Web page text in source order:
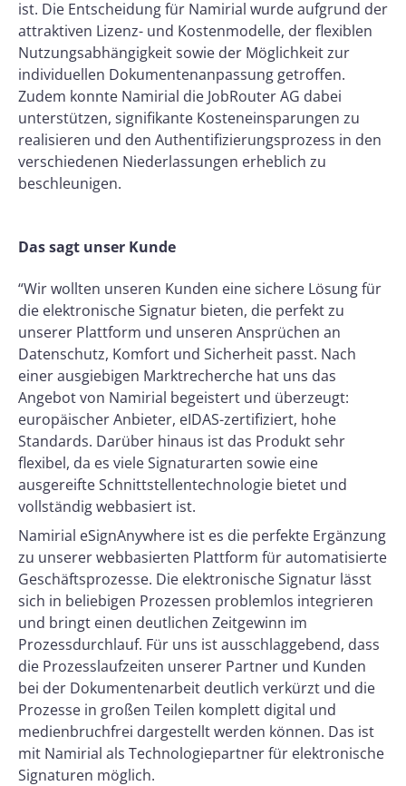
ist. Die Entscheidung für Namirial wurde aufgrund der
attraktiven Lizenz- und Kostenmodelle, der flexiblen
Nutzungsabhängigkeit sowie der Möglichkeit zur
individuellen Dokumentenanpassung getroffen.
Zudem konnte Namirial die JobRouter AG dabei
unterstützen, signifikante Kosteneinsparungen zu
realisieren und den Authentifizierungsprozess in den
verschiedenen Niederlassungen erheblich zu
beschleunigen.
Das sagt unser Kunde
“Wir wollten unseren Kunden eine sichere Lösung für
die elektronische Signatur bieten, die perfekt zu
unserer Plattform und unseren Ansprüchen an
Datenschutz, Komfort und Sicherheit passt. Nach
einer ausgiebigen Marktrecherche hat uns das
Angebot von Namirial begeistert und überzeugt:
europäischer Anbieter, eIDAS-zertifiziert, hohe
Standards. Darüber hinaus ist das Produkt sehr
flexibel, da es viele Signaturarten sowie eine
ausgereifte Schnittstellentechnologie bietet und
vollständig webbasiert ist.
Namirial eSignAnywhere ist es die perfekte Ergänzung
zu unserer webbasierten Plattform für automatisierte
Geschäftsprozesse. Die elektronische Signatur lässt
sich in beliebigen Prozessen problemlos integrieren
und bringt einen deutlichen Zeitgewinn im
Prozessdurchlauf. Für uns ist ausschlaggebend, dass
die Prozesslaufzeiten unserer Partner und Kunden
bei der Dokumentenarbeit deutlich verkürzt und die
Prozesse in großen Teilen komplett digital und
medienbruchfrei dargestellt werden können. Das ist
mit Namirial als Technologiepartner für elektronische
Signaturen möglich.